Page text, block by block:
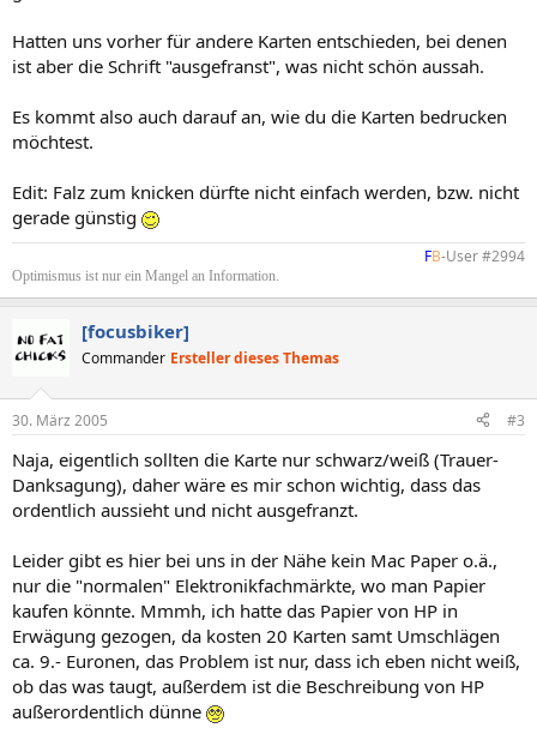
Hatten uns vorher für andere Karten entschieden, bei denen
ist aber die Schrift "ausgefranst", was nicht schön aussah.
Es kommt also auch darauf an, wie du die Karten bedrucken
möchtest.
Edit: Falz zum knicken dürfte nicht einfach werden, bzw. nicht
gerade günstig
FB-User #2994​
Optimismus ist nur ein Mangel an Information.
[focusbiker]
Commander Ersteller dieses Themas
30. März 2005 #3
Naja, eigentlich sollten die Karte nur schwarz/weiß (Trauer-
Danksagung), daher wäre es mir schon wichtig, dass das
ordentlich aussieht und nicht ausgefranzt.
Leider gibt es hier bei uns in der Nähe kein Mac Paper o.ä.,
nur die "normalen" Elektronikfachmärkte, wo man Papier
kaufen könnte. Mmmh, ich hatte das Papier von HP in
Erwägung gezogen, da kosten 20 Karten samt Umschlägen
ca. 9.- Euronen, das Problem ist nur, dass ich eben nicht weiß,
ob das was taugt, außerdem ist die Beschreibung von HP
außerordentlich dünne